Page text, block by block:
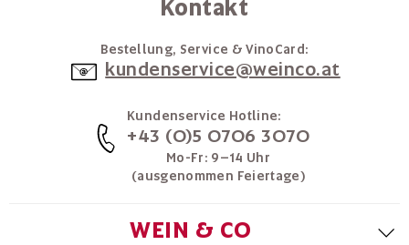
Kontakt
Bestellung, Service & VinoCard:
kundenservice@weinco.at
Kundenservice Hotline:
+43 (0)5 0706 3070
Mo-Fr: 9–14 Uhr
(ausgenommen Feiertage)
WEIN & CO